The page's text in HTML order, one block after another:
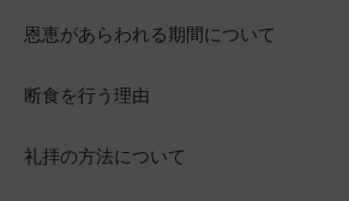
恩恵があらわれる期間について
断食を行う理由
礼拝の方法について